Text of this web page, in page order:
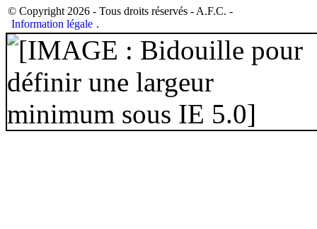
© Copyright 2026 - Tous droits réservés - A.F.C. -
Information légale .